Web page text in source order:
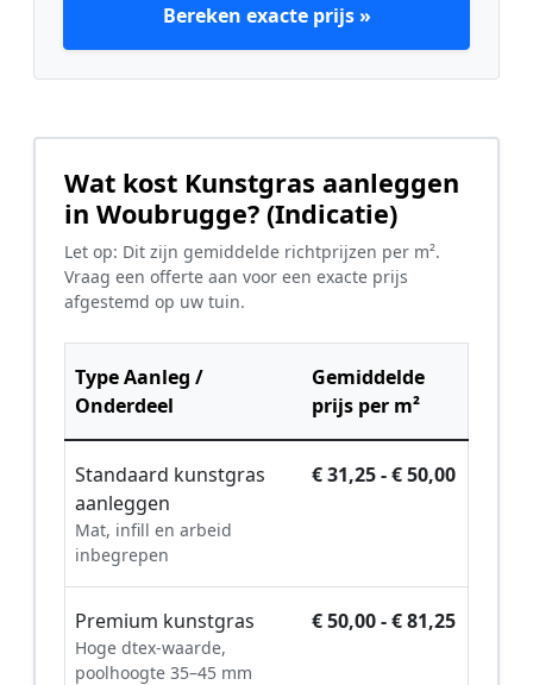
Bereken exacte prijs »
Wat kost Kunstgras aanleggen
in Woubrugge? (Indicatie)
Let op: Dit zijn gemiddelde richtprijzen per m².
Vraag een offerte aan voor een exacte prijs
afgestemd op uw tuin.
Type Aanleg /
Onderdeel
Gemiddelde
prijs per m²
Standaard kunstgras
aanleggen
Mat, infill en arbeid
inbegrepen
€ 31,25 - € 50,00
Premium kunstgras
Hoge dtex-waarde,
poolhoogte 35–45 mm
€ 50,00 - € 81,25